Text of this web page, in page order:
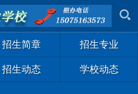
招生简章 招生专业
招生动态 学校动态